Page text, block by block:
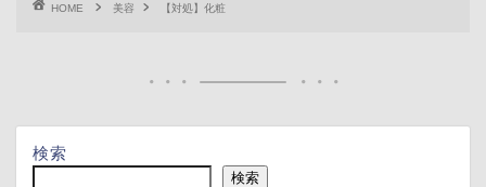
HOME 美容 【対処】化粧
検索
検索